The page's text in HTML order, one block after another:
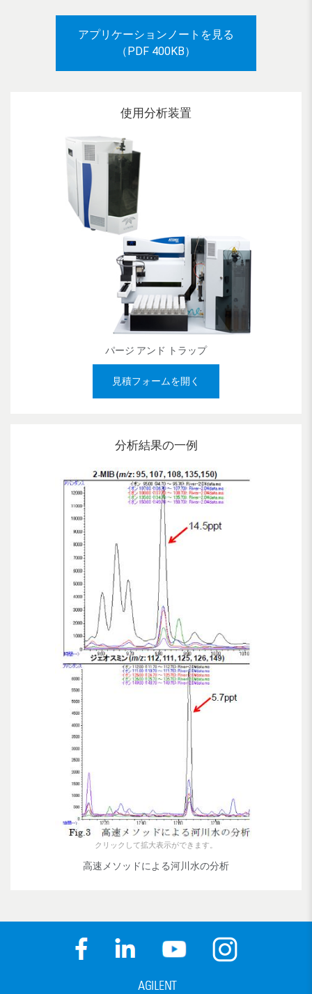
アプリケーションノートを見る
（PDF 400KB）
使用分析装置
パージ アンド トラップ
見積フォームを開く
分析結果の一例
クリックして拡大表示ができます。
高速メソッドによる河川水の分析